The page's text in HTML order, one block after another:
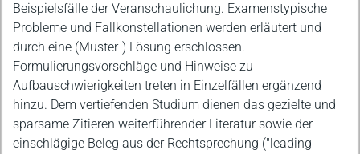
Beispielsfälle der Veranschaulichung. Examenstypische
Probleme und Fallkonstellationen werden erläutert und
durch eine (Muster-) Lösung erschlossen.
Formulierungsvorschläge und Hinweise zu
Aufbauschwierigkeiten treten in Einzelfällen ergänzend
hinzu. Dem vertiefenden Studium dienen das gezielte und
sparsame Zitieren weiterführender Literatur sowie der
einschlägige Beleg aus der Rechtsprechung ("leading